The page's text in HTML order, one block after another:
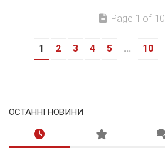
Page 1 of 10
1 2 3 4 5 ... 10
ОСТАННІ НОВИНИ